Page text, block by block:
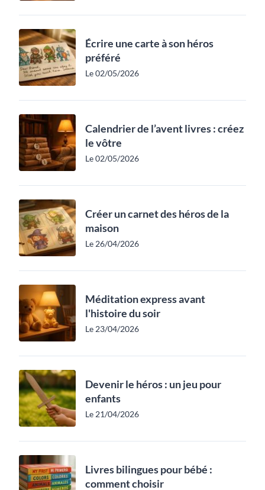
Écrire une carte à son héros
préféré
Le 02/05/2026
Calendrier de l’avent livres : créez
le vôtre
Le 02/05/2026
Créer un carnet des héros de la
maison
Le 26/04/2026
Méditation express avant
l'histoire du soir
Le 23/04/2026
Devenir le héros : un jeu pour
enfants
Le 21/04/2026
Livres bilingues pour bébé :
comment choisir